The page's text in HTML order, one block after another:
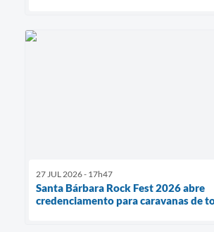
27 JUL 2026 - 17h47
Santa Bárbara Rock Fest 2026 abre
credenciamento para caravanas de